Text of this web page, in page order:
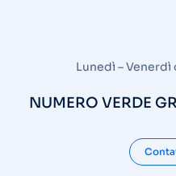
Lunedì – Venerdì
NUMERO VERDE